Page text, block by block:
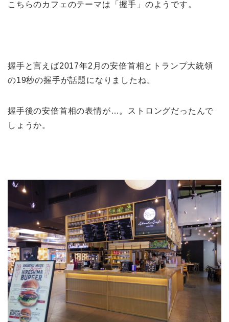
こちらのカフェのテーマは「握手」のようです。
握手と言えば2017年2月の安倍首相とトランプ大統領
の19秒の握手が話題になりましたね。
握手後の安倍首相の表情が…。ストロングだったんで
しょうか。